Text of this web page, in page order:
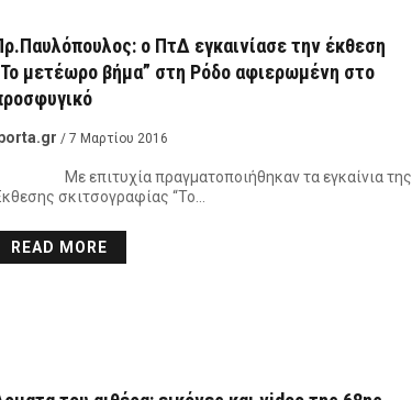
ο ΠτΔ εγκαινίασε την έκθεση
μετέωρο βήμα” στη Ρόδο αφιερωμένη στο
/ 7 Μαρτίου 2016
Με επιτυχία πραγματοποιήθηκαν τα εγκαίνια της
σκιτσογραφίας “Το…
READ MORE